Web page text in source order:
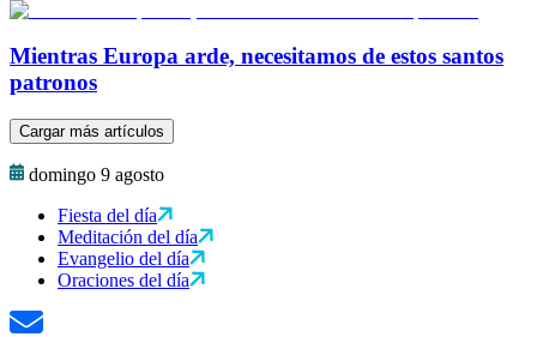
Mientras Europa arde, necesitamos de estos santos
patronos
Cargar más artículos
domingo 9 agosto
Fiesta del día
Meditación del día
Evangelio del día
Oraciones del día